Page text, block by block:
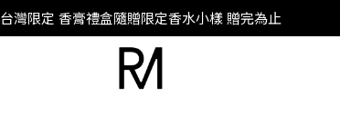
SUPER JUNIOR-D&E 全新代言
台灣限定 香膏禮盒隨贈限定香水小樣 贈完為止
SUPER JUNIOR-D&E 全新代言